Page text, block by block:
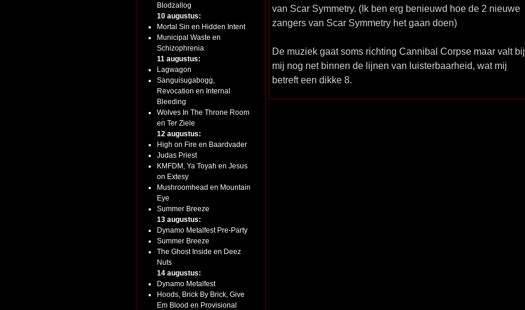
Blodzallog
10 augustus:
Mortal Sin en Hidden Intent
Municipal Waste en
Schizophrenia
11 augustus:
Lagwagon
Sanguisugabogg,
Revocation en Internal
Bleeding
Wolves In The Throne Room
en Ter Ziele
12 augustus:
High on Fire en Baardvader
Judas Priest
KMFDM, Ya Toyah en Jesus
on Extesy
Mushroomhead en Mountain
Eye
Summer Breeze
13 augustus:
Dynamo Metalfest Pre-Party
Summer Breeze
The Ghost Inside en Deez
Nuts
14 augustus:
Dynamo Metalfest
Hoods, Brick By Brick, Give
Em Blood en Provisional
van Scar Symmetry. (Ik ben erg benieuwd hoe de 2 nieuwe
zangers van Scar Symmetry het gaan doen)
De muziek gaat soms richting Cannibal Corpse maar valt bij
mij nog net binnen de lijnen van luisterbaarheid, wat mij
betreft een dikke 8.